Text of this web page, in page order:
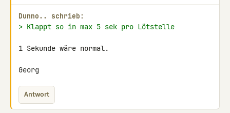
Dunno.. schrieb:
> Klappt so in max 5 sek pro Lötstelle
1 Sekunde wäre normal.
Georg
Antwort